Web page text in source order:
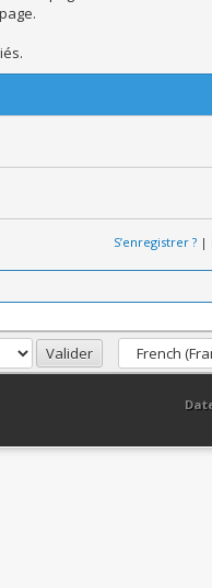
S’enregistrer ? |